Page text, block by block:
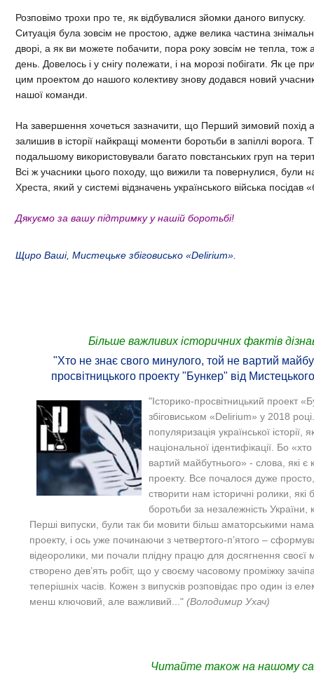
Розповімо трохи про те, як відбувалися зйомки даного випуску.
Ситуація була зовсім не простою, адже велика частина
дворі, а як ви можете побачити, пора року зовсім не тепла, тож
день. Довелось і у снігу полежати, і на морозі побігати. Як це
цим проектом до нашого колективу знову додався новий
нашої команди.
На завершення хочеться зазначити, що Перший зимовий похід
залишив в історії найкращі моменти боротьби в запіллі ворога.
подальшому використовували багато повстанських груп на
Всі ж учасники цього походу, що вижили та повернулися, були
Хреста, який у системі відзначень українського війська
Дякуємо за вашу підтримку у нашій боротьбі!
Щиро Ваші, Мистецьке збіговисько «Delirium».
Більше важливих історичних фактів
"Хто не знає свого минулого, той не вартий
просвітницького проекту "Бункер" від
"Історико-просвітницький проект
збіговиськом «Delirium» у 2018
популяризація української
національної ідентифікації. Бо
вартий майбутнього» - слова, які
проекту. Все почалося дуже просто,
створити нам історичні ролики, які
боротьби за незалежність України,
Перші випуски, були так би мовити більш аматорськими
проекту, і ось уже починаючи з четвертого-п’ятого –
відеоролики, ми почали плідну працю для досягнення
створено дев’ять робіт, що у своєму часовому проміжку
теперішніх часів. Кожен з випусків розповідає про один із
менш ключовий, але важливий..." (Володимир Ухач)
Читайте також на нашому